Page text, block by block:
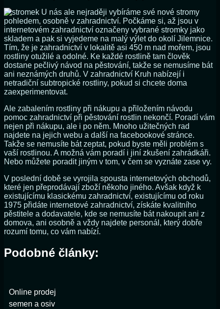
U nás ale nejraději vybíráme své nové stromy
pohledem, osobně v zahradnictví. Počkáme si, až jsou v
internetovém zahradnictví označeny vybrané stromky jako
skladem a pak si vyjedeme na malý výlet do okolí Jilemnice.
Tím, že je zahradnictví v lokalitě asi 450 m nad mořem, jsou
rostliny otužilé a odolné. Ke každé rostlině tam člověk
dostane pečlivý návod na pěstování, takže se nemusíme bát
ani neznámých druhů. V zahradnictví Kruh nabízejí i
netradiční subtropické rostliny, pokud si chcete doma
zaexperimentovat.
Ale zabalením rostliny při nákupu a přiložením návodu
pomoc zahradnictví při pěstování rostlin nekončí. Poradí vám
nejen při nákupu, ale i po něm. Mnoho užitečných rad
najdete na jejich webu a další na facebookové stránce.
Takže se nemusíte bát zeptat, pokud byste měli problém s
vaší rostlinou. A možná vám poradí i jiní zkušení zahrádkáři.
Nebo můžete poradit jiným v tom, v čem se vyznáte zase vy.
V poslední době se vyrojila spousta internetových obchodů,
které jen přeprodávají zboží někoho jiného. Avšak když k
existujícímu klasickému zahradnictví, existujícímu od roku
1975 přidáte internetové zahradnictví, získáte kvalitního
pěstitele a dodavatele, kde se nemusíte bát nakoupit ani z
domova, ani osobně a vždy najdete personál, který dobře
rozumí tomu, co vám nabízí.
Podobné články:
Online prodej
semen a osiv